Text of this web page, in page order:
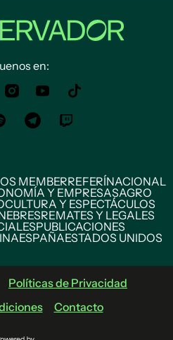
en:
MEMBERREFERÍNACIONAL
Y EMPRESASAGRO
CULTURA Y ESPECTÁCULOS
REMATES Y LEGALES
PUBLICACIONES
ESPAÑAESTADOS UNIDOS
Políticas de Privacidad
Contacto